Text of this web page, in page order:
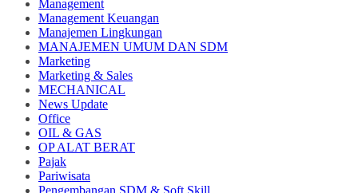
Management
Management Keuangan
Manajemen Lingkungan
MANAJEMEN UMUM DAN SDM
Marketing
Marketing & Sales
MECHANICAL
News Update
Office
OIL & GAS
OP ALAT BERAT
Pajak
Pariwisata
Pengembangan SDM & Soft Skill